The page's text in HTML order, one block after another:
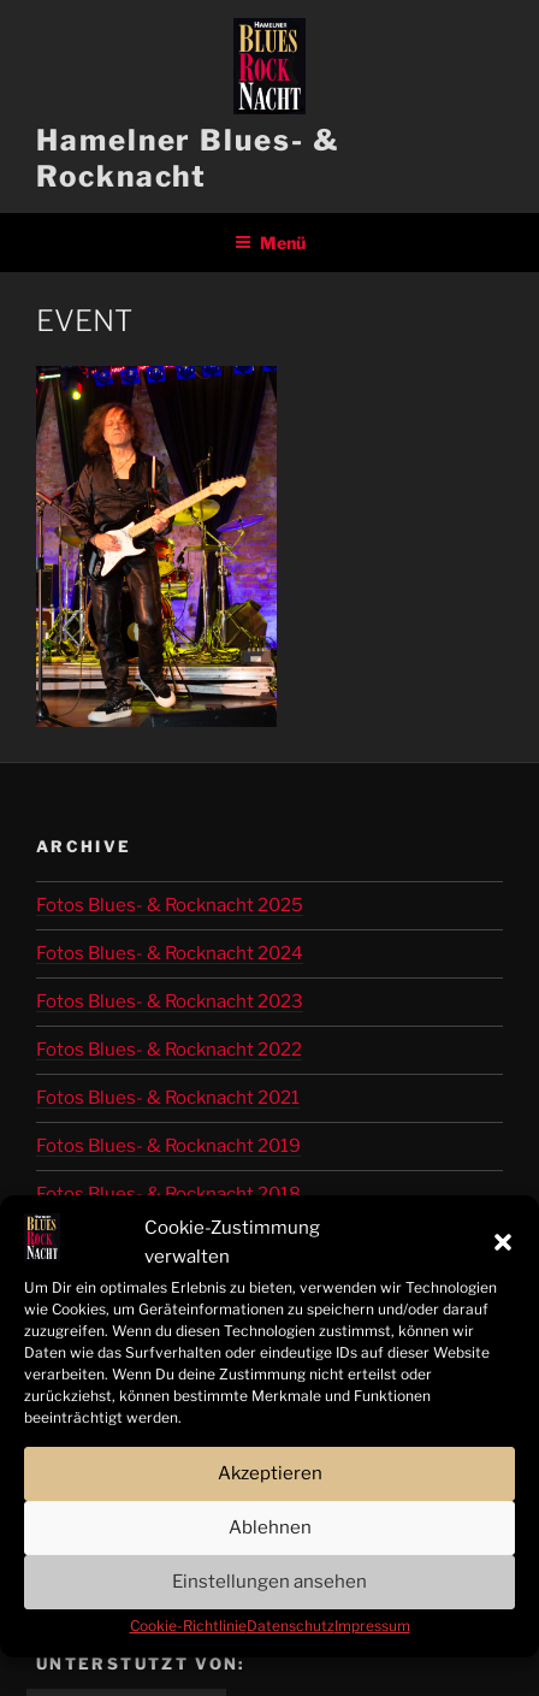
Cookie-Zustimmung
verwalten
Um Dir ein optimales Erlebnis zu bieten, verwenden wir Technologien
wie Cookies, um Geräteinformationen zu speichern und/oder darauf
zuzugreifen. Wenn du diesen Technologien zustimmst, können wir
Daten wie das Surfverhalten oder eindeutige IDs auf dieser Website
verarbeiten. Wenn Du deine Zustimmung nicht erteilst oder
zurückziehst, können bestimmte Merkmale und Funktionen
beeinträchtigt werden.
Akzeptieren
Ablehnen
Einstellungen ansehen
Cookie-RichtlinieDatenschutzImpressum
Hamelner Blues- &
Rocknacht
Menü
EVENT
ARCHIVE
Fotos Blues- & Rocknacht 2025
Fotos Blues- & Rocknacht 2024
Fotos Blues- & Rocknacht 2023
Fotos Blues- & Rocknacht 2022
Fotos Blues- & Rocknacht 2021
Fotos Blues- & Rocknacht 2019
Fotos Blues- & Rocknacht 2018
Fotos Blues- & Rocknacht 2017
Fotos Blues- & Rocknacht 2016
Fotos Blues- & Rocknacht 2015
Fotos Blues- & Rocknacht 2014
© Tom Freitag | Hamelner Blues- & Rocknacht 2025 |
Alle Rechte vorbehalten
UNTERSTÜTZT VON: